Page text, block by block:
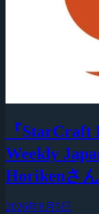
『
Weekly
Horikenさ
2026年8月5日